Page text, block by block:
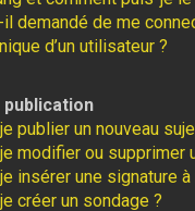
il demandé de me
d’un utilisateur ?
publier un nouveau
modifier ou supprimer
insérer une signature
créer un sondage ?